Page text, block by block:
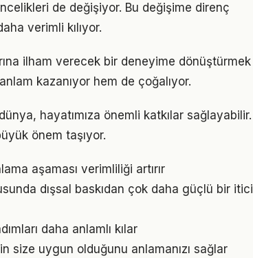
de değişiyor. Bu değişime direnç
verimli kılıyor.
ilham verecek bir deneyime dönüştürmek
kazanıyor hem de çoğalıyor.
hayatımıza önemli katkılar sağlayabilir.
önem taşıyor.
aşaması verimliliği artırır
dışsal baskıdan çok daha güçlü bir itici
daha anlamlı kılar
size uygun olduğunu anlamanızı sağlar